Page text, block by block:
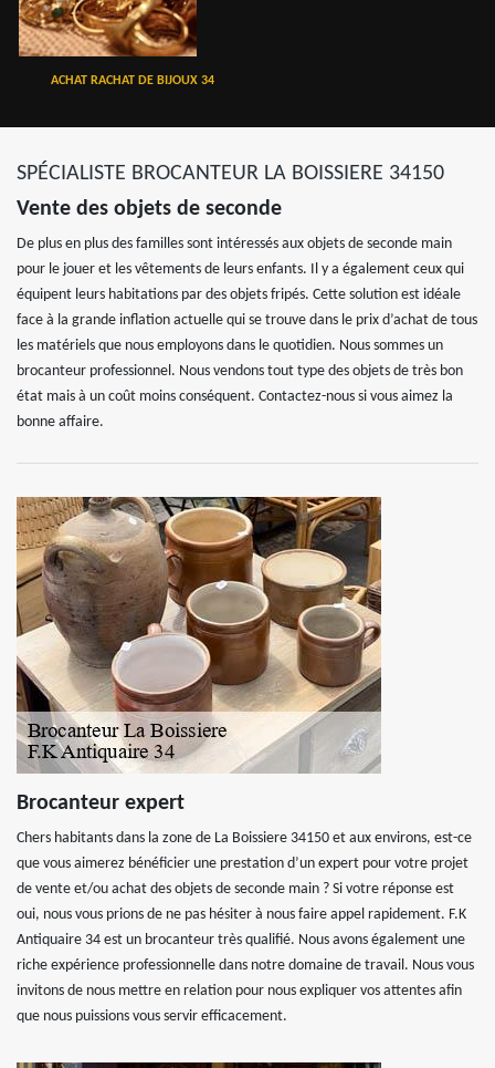
ACHAT RACHAT DE BIJOUX 34
SPÉCIALISTE BROCANTEUR LA BOISSIERE 34150
Vente des objets de seconde
De plus en plus des familles sont intéressés aux objets de seconde main
pour le jouer et les vêtements de leurs enfants. Il y a également ceux qui
équipent leurs habitations par des objets fripés. Cette solution est idéale
face à la grande inflation actuelle qui se trouve dans le prix d’achat de tous
les matériels que nous employons dans le quotidien. Nous sommes un
brocanteur professionnel. Nous vendons tout type des objets de très bon
état mais à un coût moins conséquent. Contactez-nous si vous aimez la
bonne affaire.
Brocanteur expert
Chers habitants dans la zone de La Boissiere 34150 et aux environs, est-ce
que vous aimerez bénéficier une prestation d’un expert pour votre projet
de vente et/ou achat des objets de seconde main ? Si votre réponse est
oui, nous vous prions de ne pas hésiter à nous faire appel rapidement. F.K
Antiquaire 34 est un brocanteur très qualifié. Nous avons également une
riche expérience professionnelle dans notre domaine de travail. Nous vous
invitons de nous mettre en relation pour nous expliquer vos attentes afin
que nous puissions vous servir efficacement.